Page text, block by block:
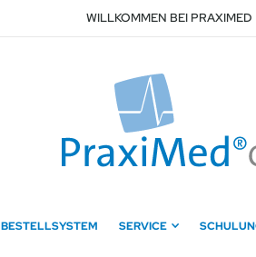
WILLKOMMEN BEI PRAXIMED
BESTELLSYSTEM SERVICE